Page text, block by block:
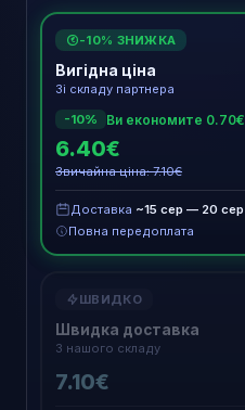
€ -10% ЗНИЖКА
Вигідна ціна
Зі складу партнера
-10%
Ви економите 0.70€
6.40€
Звичайна ціна: 7.10€
Доставка ~15 сер — 20 сер
Повна передоплата
ШВИДКО
Швидка доставка
З нашого складу
7.10€